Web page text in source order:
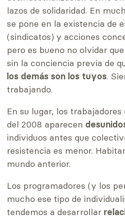
lazos de solidaridad. En
se pone en la existencia de
(sindicatos) y acciones
pero es bueno no olvidar
sin la conciencia previa de
los demás son los tuyos.
trabajando.
En su lugar, los
del 2008 aparecen
individuos antes que
resistencia es menor.
mundo anterior.
Los programadores (y los
mucho ese tipo de
tendemos a desarrollar